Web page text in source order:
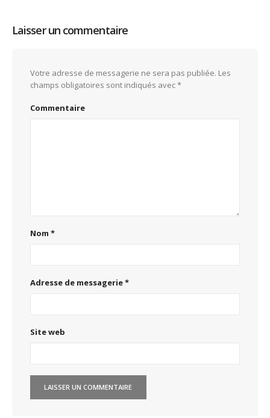
Laisser un commentaire
Votre adresse de messagerie ne sera pas publiée. Les
champs obligatoires sont indiqués avec*
Commentaire
Nom *
Adresse de messagerie*
Site web